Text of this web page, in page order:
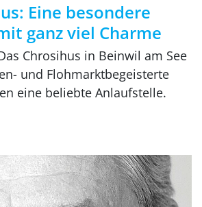
Eine besondere
ganz viel Charme
Chrosihus in Beinwil am See
und Flohmarktbegeisterte
eine beliebte Anlaufstelle.